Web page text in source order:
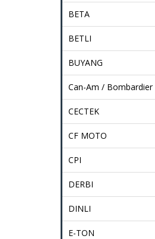
BETA
BETLI
BUYANG
Can-Am / Bombardier
CECTEK
CF MOTO
CPI
DERBI
DINLI
E-TON